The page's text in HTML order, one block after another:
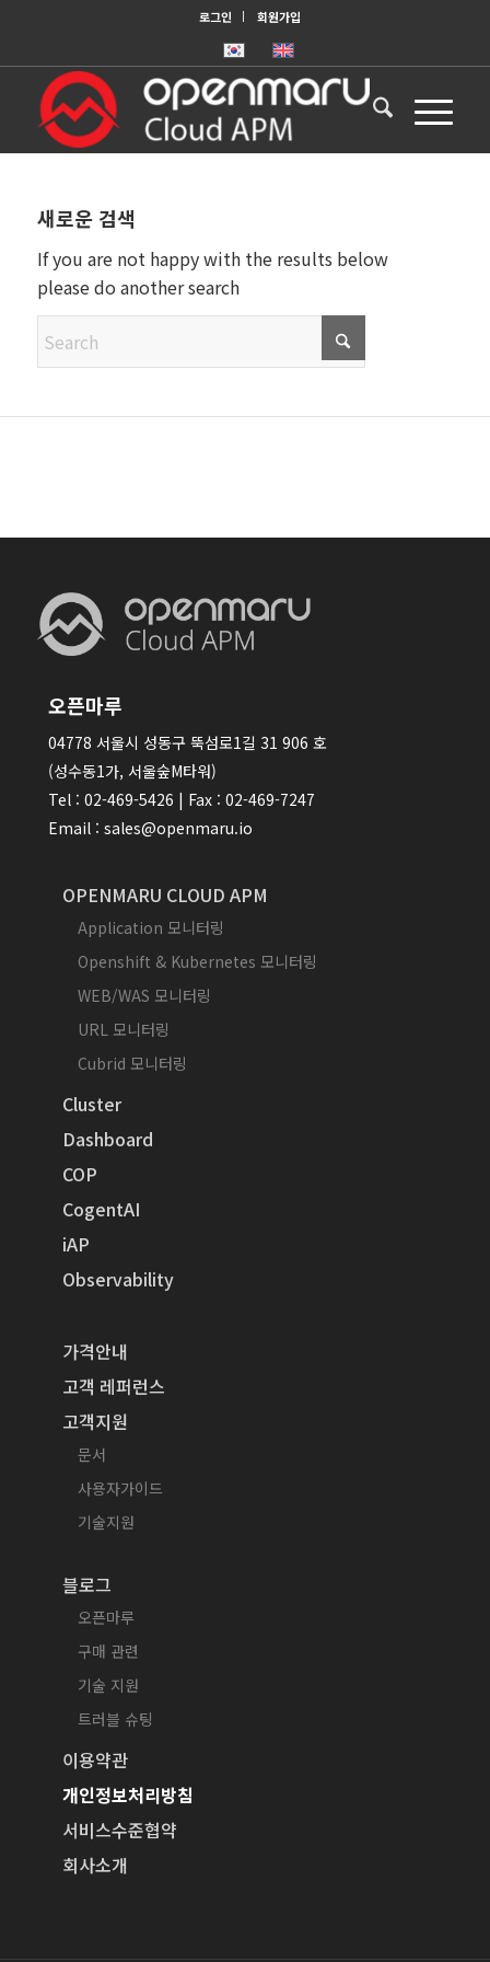
로그인 회원가입
새로운 검색
If you are not happy with the results below
please do another search
오픈마루
04778 서울시 성동구 뚝섬로1길 31 906 호
(성수동1가, 서울숲M타워)
Tel : 02-469-5426 | Fax : 02-469-7247
Email : sales@openmaru.io
OPENMARU CLOUD APM
Application 모니터링
Openshift & Kubernetes 모니터링
WEB/WAS 모니터링
URL 모니터링
Cubrid 모니터링
Cluster
Dashboard
COP
CogentAI
iAP
Observability
가격안내
고객 레퍼런스
고객지원
문서
사용자가이드
기술지원
블로그
오픈마루
구매 관련
기술 지원
트러블 슈팅
이용약관
개인정보처리방침
서비스수준협약
회사소개